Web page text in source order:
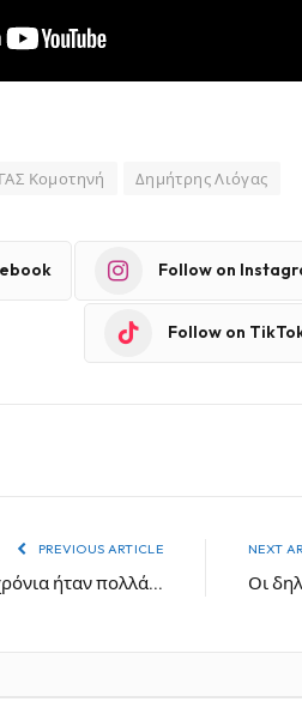
ΓΑΣ Κομοτηνή Δημήτρης Λιόγας
Follow on
Follow on
PREVIOUS ARTICLE
ήταν πολλά…
NEXT
Οι